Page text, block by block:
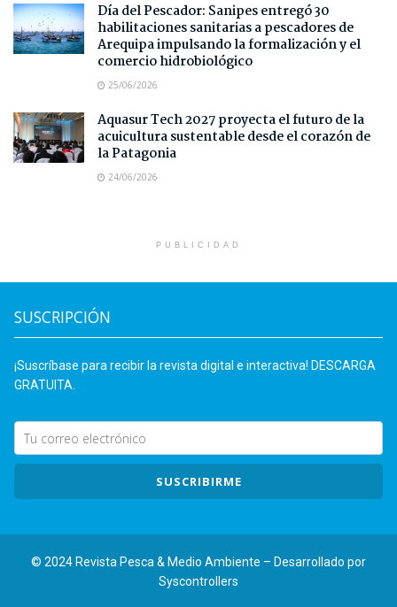
Día del Pescador: Sanipes entregó 30
habilitaciones sanitarias a pescadores de
Arequipa impulsando la formalización y el
comercio hidrobiológico
25/06/2026
Aquasur Tech 2027 proyecta el futuro de la
acuicultura sustentable desde el corazón de
la Patagonia
24/06/2026
PUBLICIDAD
SUSCRIPCIÓN
¡Suscríbase para recibir la revista digital e interactiva! DESCARGA
GRATUITA.
SUSCRIBIRME
© 2024 Revista Pesca & Medio Ambiente – Desarrollado por
Syscontrollers